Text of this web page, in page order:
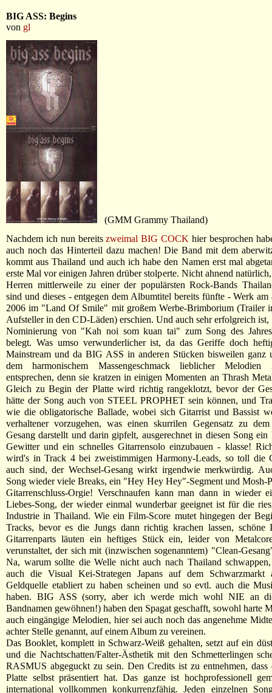
BIG ASS: Begins
von gl
(GMM Grammy Thailand)
Nachdem ich nun bereitszweimal BIG COCK hier besprochen
auch noch das Hinterteil dazu machen! Die Band mit dem
kommt aus Thailand und auch ich habe den Namen erst mal
erste Mal vor einigen Jahren drüber stolperte. Nicht ahnend
Herren mittlerweile zu einer der populärsten Rock-Bands
sind und dieses - entgegen dem Albumtitel bereits fünfte - Werk
2006 im "Land Of Smile" mit großem Werbe-Brimborium (Trailer
Aufsteller in den CD-Läden) erschien. Und auch sehr erfolgreich ist,
Nominierung von "Kah noi som kuan tai" zum Song des
belegt. Was umso verwunderlicher ist, da das Geriffe doch
Mainstream und da BIG ASS in anderen Stücken bisweilen ganz
dem harmonischem Massengeschmack lieblicher
entsprechen, denn sie kratzen in einigen Momenten an Thrash
Gleich zu Begin der Platte wird richtig rangeklotzt, bevor der
hätte der Song auch von STEEL PROPHET sein können, und
wie die obligatorische Ballade, wobei sich Gitarrist und Bassist
verhaltener vorzugehen, was einen skurrilen Gegensatz zu
Gesang darstellt und darin gipfelt, ausgerechnet in diesen Song
Gewitter und ein schnelles Gitarrensolo einzubauen - klasse!
wird's in Track 4 bei zweistimmigen Harmony-Leads, so toll die
auch sind, der Wechsel-Gesang wirkt irgendwie merkwürdig.
Song wieder viele Breaks, ein "Hey Hey Hey"-Segment und Mosh-
Gitarrenschluss-Orgie! Verschnaufen kann man dann in wieder
Liebes-Song, der wieder einmal wunderbar geeignet ist für die
Industrie in Thailand. Wie ein Film-Score mutet hingegen der
Tracks, bevor es die Jungs dann richtig krachen lassen, schöne
Gitarrenparts läuten ein heftiges Stück ein, leider von
verunstaltet, der sich mit (inzwischen sogenanntem) "Clean-
Na, warum sollte die Welle nicht auch nach Thailand
auch die Visual Kei-Strategen Japans auf dem Schwarzmarkt
Geldquelle etabliert zu haben scheinen und so evtl. auch die
haben. BIG ASS (sorry, aber ich werde mich wohl NIE an
Bandnamen gewöhnen!) haben den Spagat geschafft, sowohl harte
auch eingängige Melodien, hier sei auch noch das angenehme
achter Stelle genannt, auf einem Album zu vereinen.
Das Booklet, komplett in Schwarz-Weiß gehalten, setzt auf ein
und die Nachtschatten/Falter-Ästhetik mit den Schmetterlingen
RASMUS abgeguckt zu sein. Den Credits ist zu entnehmen,
Platte selbst präsentiert hat. Das ganze ist hochprofessionell
international vollkommen konkurrenzfähig. Jeden einzelnen